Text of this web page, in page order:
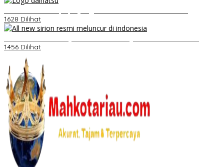
1628 Dilihat
1456 Dilihat